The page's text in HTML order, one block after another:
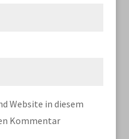
Website in diesem
Kommentar